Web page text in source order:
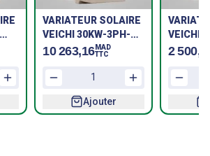
VARIATEUR SOLAIRE
VEICHI 30KW-3PH-
380V
10 263,16MAD
TTC
Ajouter
VEICHI
220V
2